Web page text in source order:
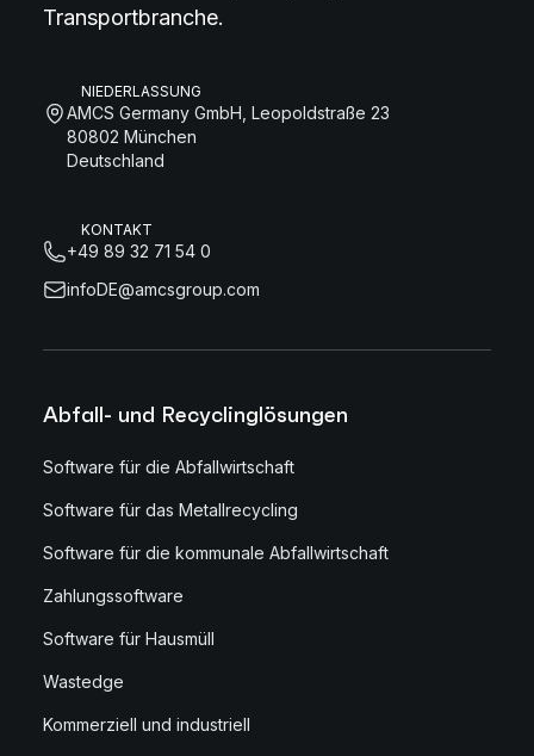
Transportbranche.
NIEDERLASSUNG
AMCS Germany GmbH, Leopoldstraße 23
80802 München
Deutschland
KONTAKT
+49 89 32 71 54 0
infoDE@amcsgroup.com
Abfall- und Recyclinglösungen
Software für die Abfallwirtschaft
Software für das Metallrecycling
Software für die kommunale Abfallwirtschaft
Zahlungssoftware
Software für Hausmüll
Wastedge
Kommerziell und industriell